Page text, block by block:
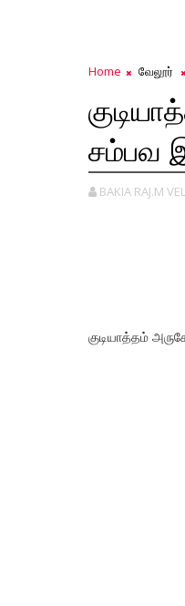
Home வேலூர்
சம்பவ
BAKIA RAJ.M
குடியாத்தம்